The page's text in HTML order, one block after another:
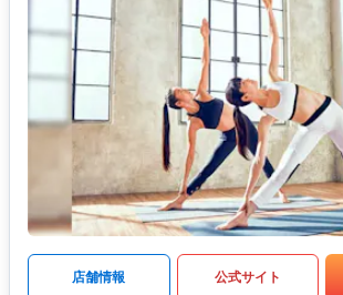
店舗情報 公式サイト